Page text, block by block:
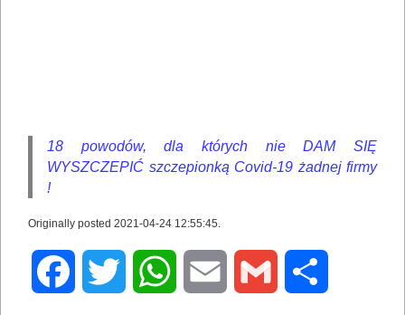
18 powodów, dla których nie DAM SIĘ
WYSZCZEPIĆ szczepionką Covid-19 żadnej firmy
!
Originally posted 2021-04-24 12:55:45.